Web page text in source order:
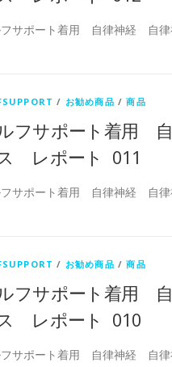
フサポート着用 自律神経 自
/ お勧め商品 /商品
フサポート着用
レポート 011
フサポート着用 自律神経 自
/ お勧め商品 /商品
フサポート着用
レポート 010
フサポート着用 自律神経 自